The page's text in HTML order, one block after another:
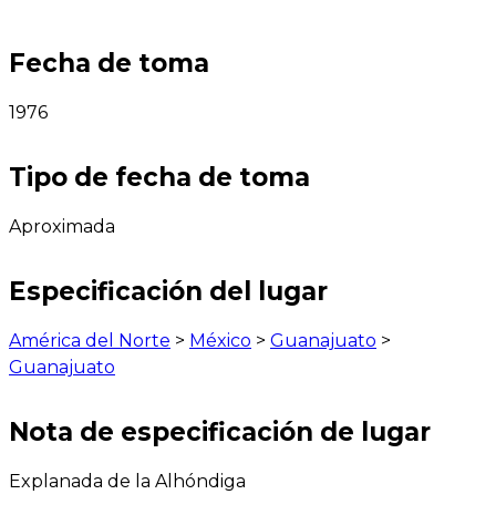
Fecha de toma
1976
Tipo de fecha de toma
Aproximada
Especificación del lugar
América del Norte > México > Guanajuato >
Guanajuato
Nota de especificación de lugar
Explanada de la Alhóndiga